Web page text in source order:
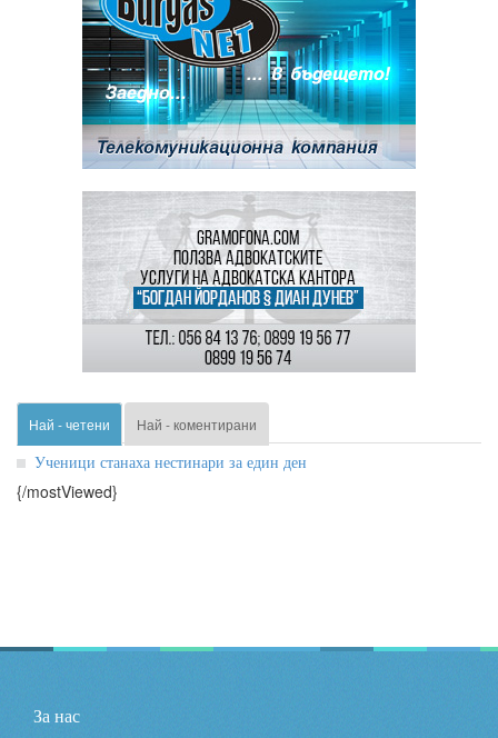
Най - четени Най - коментирани
Ученици станаха нестинари за един ден
{/mostViewed}
За нас